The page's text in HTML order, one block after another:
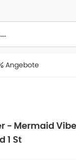
Angebote
- Mermaid
1 St